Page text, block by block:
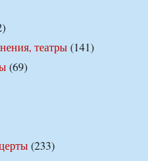
театры(141)
(69)
(233)